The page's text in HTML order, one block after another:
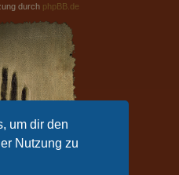
um dir den
Nutzung zu
durch phpBB.de